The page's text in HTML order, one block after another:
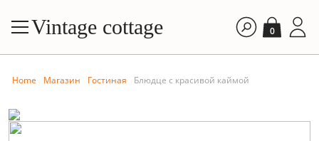
Vintage cottage 0
Home Магазин Гостиная Блюдце с красивой каймой